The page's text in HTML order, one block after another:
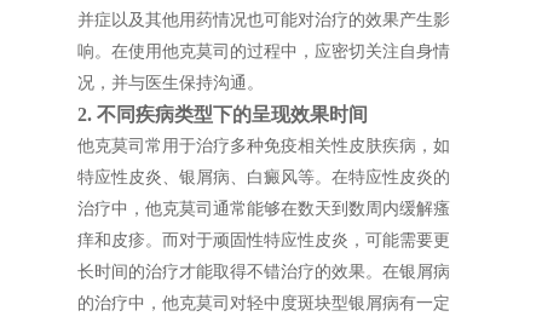
并症以及其他用药情况也可能对治疗的效果产生影
响。在使用他克莫司的过程中，应密切关注自身情
况，并与医生保持沟通。
2. 不同疾病类型下的呈现效果时间
他克莫司常用于治疗多种免疫相关性皮肤疾病，如
特应性皮炎、银屑病、白癜风等。在特应性皮炎的
治疗中，他克莫司通常能够在数天到数周内缓解瘙
痒和皮疹。而对于顽固性特应性皮炎，可能需要更
长时间的治疗才能取得不错治疗的效果。在银屑病
的治疗中，他克莫司对轻中度斑块型银屑病有一定